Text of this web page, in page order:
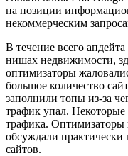
на позиции
некоммерческим
В течение всего
нишах недвижимости,
оптимизаторы
большое количество
заполнили топы из-за
трафик упал. Некоторые
трафика. Оптимизаторы
обсуждали
сайтов.